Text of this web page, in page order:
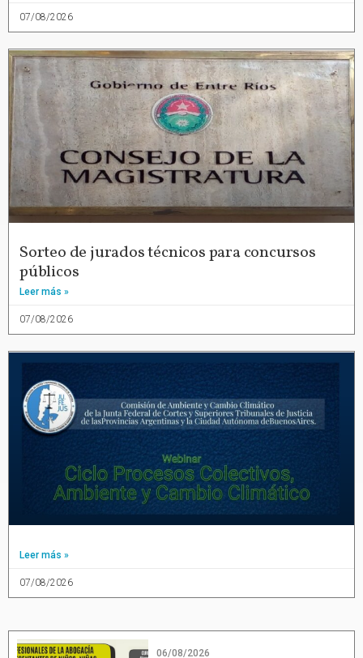
07/08/2026
Sorteo de jurados técnicos para concursos
públicos
Leer más »
07/08/2026
Leer más »
07/08/2026
06/08/2026